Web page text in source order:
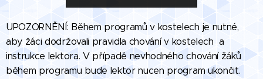
UPOZORNĚNÍ: Během programů v kostelech je nutné,
aby žáci dodržovali pravidla chování v kostelech a
instrukce lektora. V případě nevhodného chování žáků
během programu bude lektor nucen program ukončit.